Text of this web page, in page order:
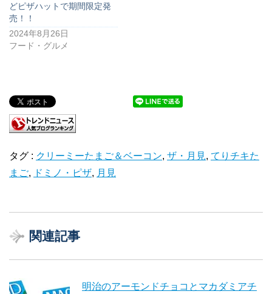
どピザハットで期間限定発
売！！
2024年8月26日
フード・グルメ
タグ : クリーミーたまご＆ベーコン, ザ・月見, てりチキた
まご, ドミノ・ピザ, 月見
関連記事
明治のアーモンドチョコとマカダミアチ